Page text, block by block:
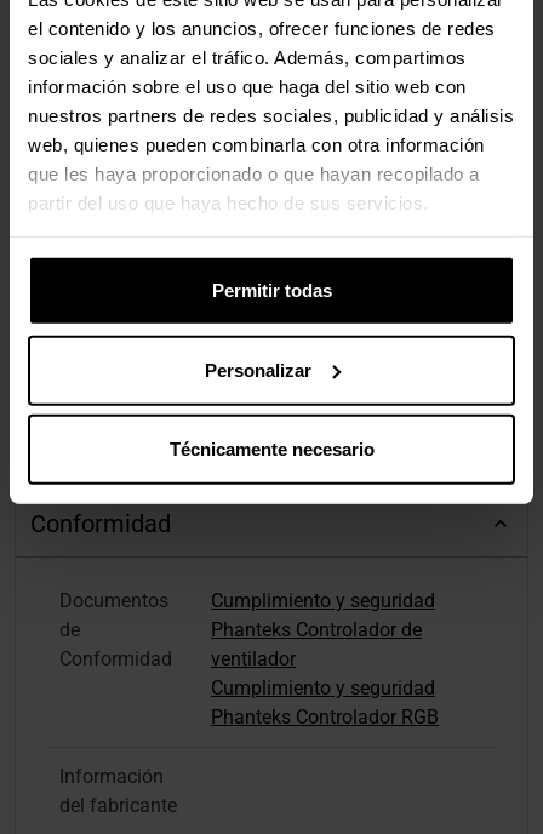
el contenido y los anuncios, ofrecer funciones de redes
sociales y analizar el tráfico. Además, compartimos
información sobre el uso que haga del sitio web con
nuestros partners de redes sociales, publicidad y análisis
web, quienes pueden combinarla con otra información
que les haya proporcionado o que hayan recopilado a
partir del uso que haya hecho de sus servicios.
Permitir todas
Personalizar
Técnicamente necesario
Reseñas de productos agregadas de todas las tiendas de Pro Gamers
Conformidad
Documentos
de
Conformidad
Cumplimiento y seguridad
Phanteks Controlador de
ventilador
Cumplimiento y seguridad
Phanteks Controlador RGB
Información
del fabricante